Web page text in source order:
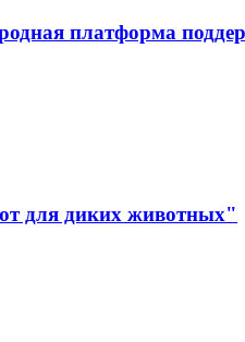
платформа
для диких животных"